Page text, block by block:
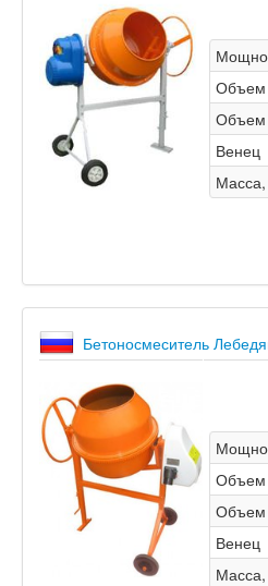
Объем
Объем
Венец
Масса,
Бетоносмеситель
Объем
Объем
Венец
Масса,